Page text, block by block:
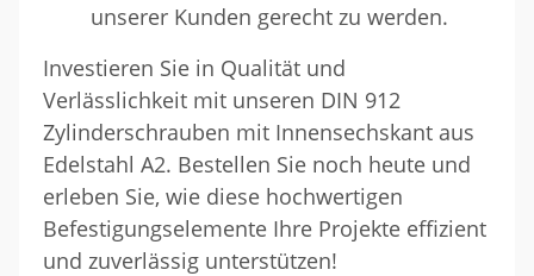
unserer Kunden gerecht zu werden.
Investieren Sie in Qualität und
Verlässlichkeit mit unseren DIN 912
Zylinderschrauben mit Innensechskant aus
Edelstahl A2. Bestellen Sie noch heute und
erleben Sie, wie diese hochwertigen
Befestigungselemente Ihre Projekte effizient
und zuverlässig unterstützen!